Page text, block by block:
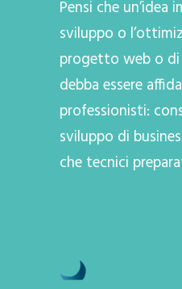
Pensi che un’idea
sviluppo o
progetto web o di
debba essere
professionisti:
sviluppo di
che tecnici